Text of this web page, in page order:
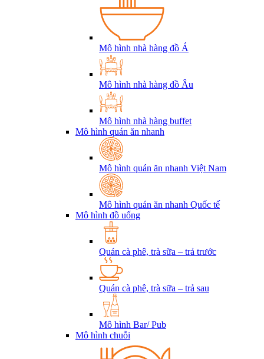
Mô hình nhà hàng đồ Á
Mô hình nhà hàng đồ Âu
Mô hình nhà hàng buffet
Mô hình quán ăn nhanh
Mô hình quán ăn nhanh Việt Nam
Mô hình quán ăn nhanh Quốc tế
Mô hình đồ uống
Quán cà phê, trà sữa – trả trước
Quán cà phê, trà sữa – trả sau
Mô hình Bar/ Pub
Mô hình chuỗi